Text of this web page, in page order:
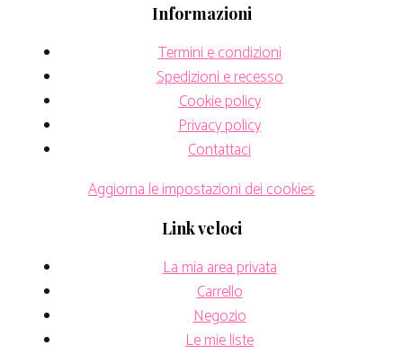
Informazioni
Termini e condizioni
Spedizioni e recesso
Cookie policy
Privacy policy
Contattaci
Aggiorna le impostazioni dei cookies
Link veloci
La mia area privata
Carrello
Negozio
Le mie liste